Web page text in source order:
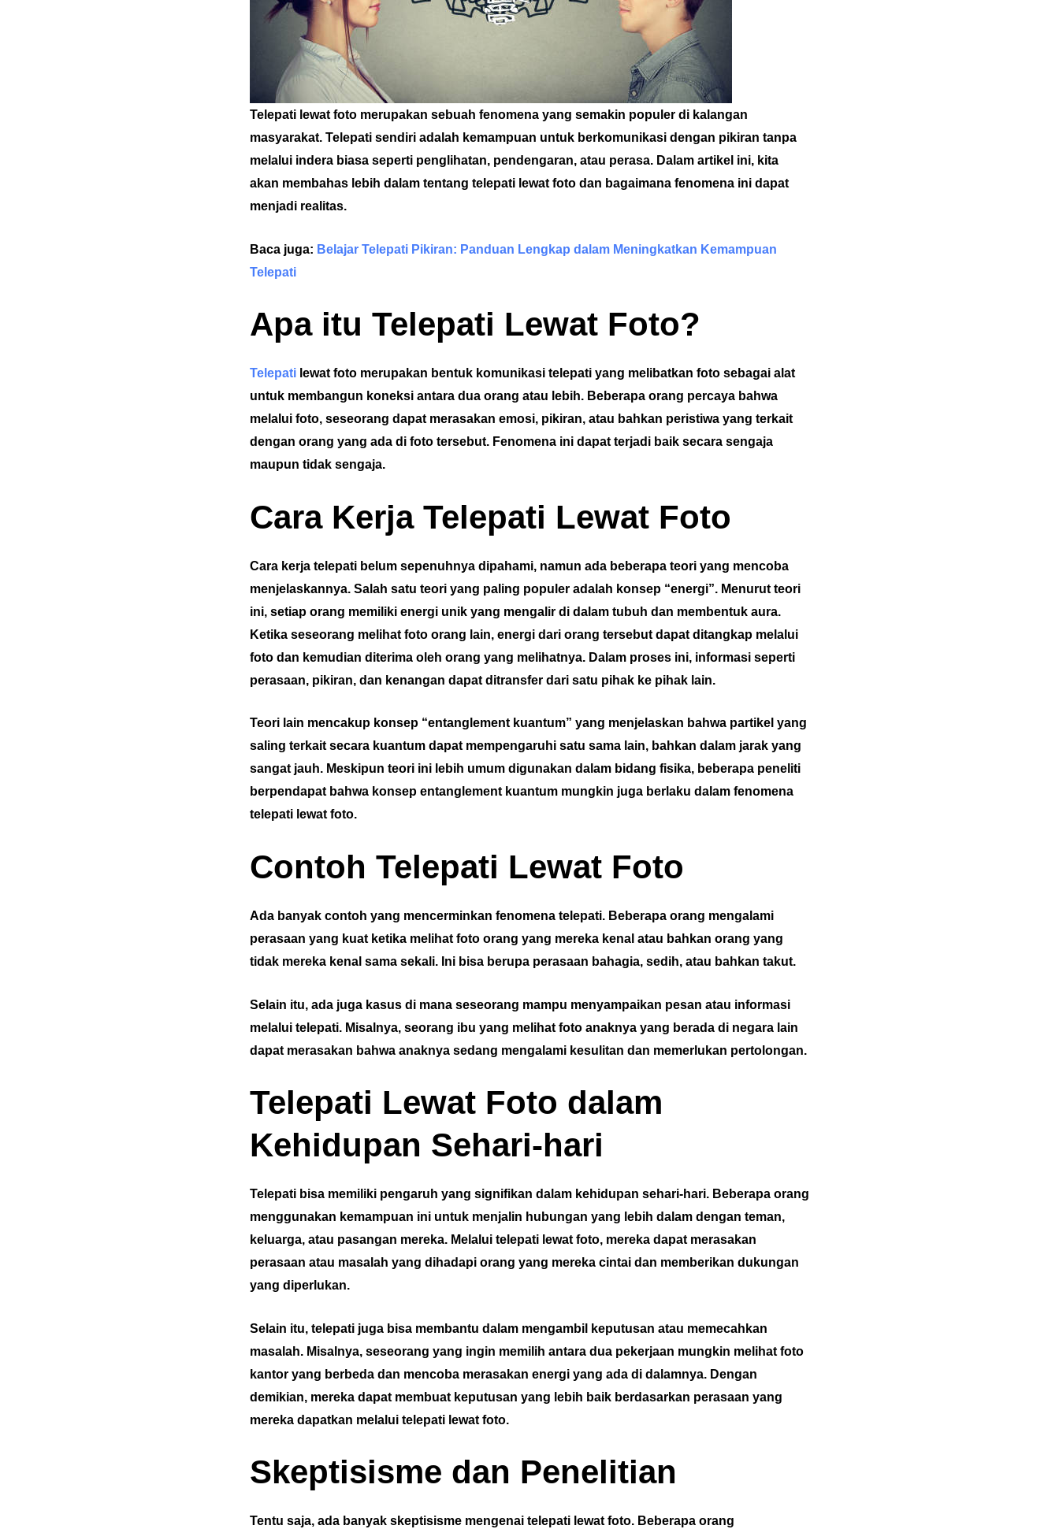
Telepati lewat foto merupakan sebuah fenomena yang semakin populer di kalangan
masyarakat. Telepati sendiri adalah kemampuan untuk berkomunikasi dengan pikiran tanpa
melalui indera biasa seperti penglihatan, pendengaran, atau perasa. Dalam artikel ini, kita
akan membahas lebih dalam tentang telepati lewat foto dan bagaimana fenomena ini dapat
menjadi realitas.
Baca juga: Belajar Telepati Pikiran: Panduan Lengkap dalam Meningkatkan Kemampuan
Telepati
Apa itu Telepati Lewat Foto?
Telepati lewat foto merupakan bentuk komunikasi telepati yang melibatkan foto sebagai alat
untuk membangun koneksi antara dua orang atau lebih. Beberapa orang percaya bahwa
melalui foto, seseorang dapat merasakan emosi, pikiran, atau bahkan peristiwa yang terkait
dengan orang yang ada di foto tersebut. Fenomena ini dapat terjadi baik secara sengaja
maupun tidak sengaja.
Cara Kerja Telepati Lewat Foto
Cara kerja telepati belum sepenuhnya dipahami, namun ada beberapa teori yang mencoba
menjelaskannya. Salah satu teori yang paling populer adalah konsep “energi”. Menurut teori
ini, setiap orang memiliki energi unik yang mengalir di dalam tubuh dan membentuk aura.
Ketika seseorang melihat foto orang lain, energi dari orang tersebut dapat ditangkap melalui
foto dan kemudian diterima oleh orang yang melihatnya. Dalam proses ini, informasi seperti
perasaan, pikiran, dan kenangan dapat ditransfer dari satu pihak ke pihak lain.
Teori lain mencakup konsep “entanglement kuantum” yang menjelaskan bahwa partikel yang
saling terkait secara kuantum dapat mempengaruhi satu sama lain, bahkan dalam jarak yang
sangat jauh. Meskipun teori ini lebih umum digunakan dalam bidang fisika, beberapa peneliti
berpendapat bahwa konsep entanglement kuantum mungkin juga berlaku dalam fenomena
telepati lewat foto.
Contoh Telepati Lewat Foto
Ada banyak contoh yang mencerminkan fenomena telepati. Beberapa orang mengalami
perasaan yang kuat ketika melihat foto orang yang mereka kenal atau bahkan orang yang
tidak mereka kenal sama sekali. Ini bisa berupa perasaan bahagia, sedih, atau bahkan takut.
Selain itu, ada juga kasus di mana seseorang mampu menyampaikan pesan atau informasi
melalui telepati. Misalnya, seorang ibu yang melihat foto anaknya yang berada di negara lain
dapat merasakan bahwa anaknya sedang mengalami kesulitan dan memerlukan pertolongan.
Telepati Lewat Foto dalam
Kehidupan Sehari-hari
Telepati bisa memiliki pengaruh yang signifikan dalam kehidupan sehari-hari. Beberapa orang
menggunakan kemampuan ini untuk menjalin hubungan yang lebih dalam dengan teman,
keluarga, atau pasangan mereka. Melalui telepati lewat foto, mereka dapat merasakan
perasaan atau masalah yang dihadapi orang yang mereka cintai dan memberikan dukungan
yang diperlukan.
Selain itu, telepati juga bisa membantu dalam mengambil keputusan atau memecahkan
masalah. Misalnya, seseorang yang ingin memilih antara dua pekerjaan mungkin melihat foto
kantor yang berbeda dan mencoba merasakan energi yang ada di dalamnya. Dengan
demikian, mereka dapat membuat keputusan yang lebih baik berdasarkan perasaan yang
mereka dapatkan melalui telepati lewat foto.
Skeptisisme dan Penelitian
Tentu saja, ada banyak skeptisisme mengenai telepati lewat foto. Beberapa orang